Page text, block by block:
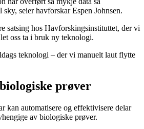
seier havforskar Espen Johnsen.
satsing hos Havforskingsinstituttet, der vi
oss ta i bruk ny teknologi.
teknologi – der vi manuelt laut flytte
prøver
kan automatisere og effektivisere delar
av biologiske prøver.